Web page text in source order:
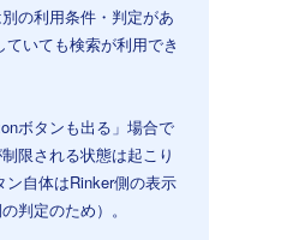
の利用条件・判定があ
いても検索が利用でき
ボタンも出る」場合で
限される状態は起こり
自体はRinker側の表示
判定のため）。